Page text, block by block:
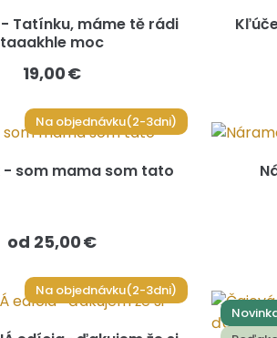
Tatínku, máme tě rádi
taaakhle moc
19,00 €
Na objednávku(2-3dni)
- som mama som tato
od 25,00 €
Na objednávku(2-3dni)